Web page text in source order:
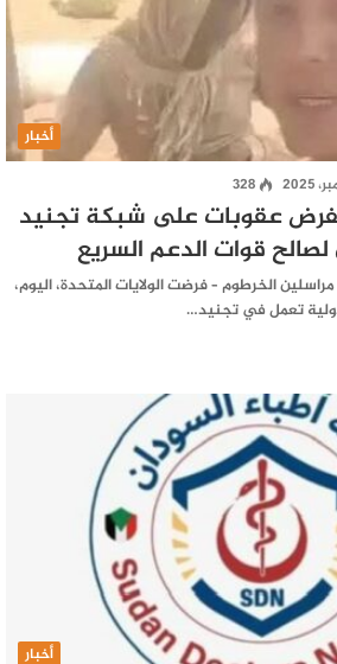
أخبار
328
تفرض عقوبات على شبكة تجنيد
قوات الدعم السريع
الخرطوم – فرضت الولايات المتحدة، اليوم،
تعمل في تجنيد…
أخبار